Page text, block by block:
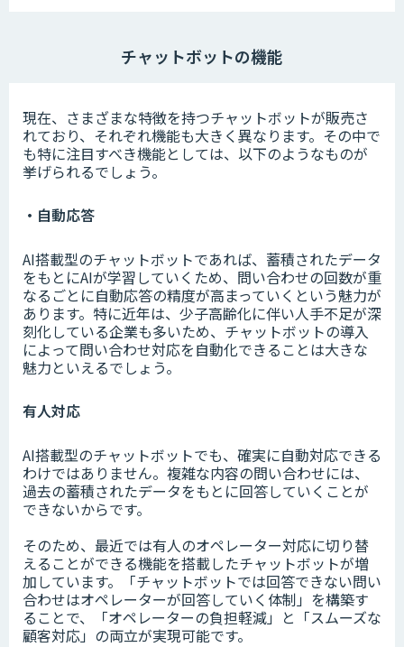
チャットボットの機能
現在、さまざまな特徴を持つチャットボットが販売さ
れており、それぞれ機能も大きく異なります。その中で
も特に注目すべき機能としては、以下のようなものが
挙げられるでしょう。
・自動応答
AI搭載型のチャットボットであれば、蓄積されたデータ
をもとにAIが学習していくため、問い合わせの回数が重
なるごとに自動応答の精度が高まっていくという魅力が
あります。特に近年は、少子高齢化に伴い人手不足が深
刻化している企業も多いため、チャットボットの導入
によって問い合わせ対応を自動化できることは大きな
魅力といえるでしょう。
有人対応
AI搭載型のチャットボットでも、確実に自動対応できる
わけではありません。複雑な内容の問い合わせには、
過去の蓄積されたデータをもとに回答していくことが
できないからです。
そのため、最近では有人のオペレーター対応に切り替
えることができる機能を搭載したチャットボットが増
加しています。「チャットボットでは回答できない問い
合わせはオペレーターが回答していく体制」を構築す
ることで、「オペレーターの負担軽減」と「スムーズな
顧客対応」の両立が実現可能です。